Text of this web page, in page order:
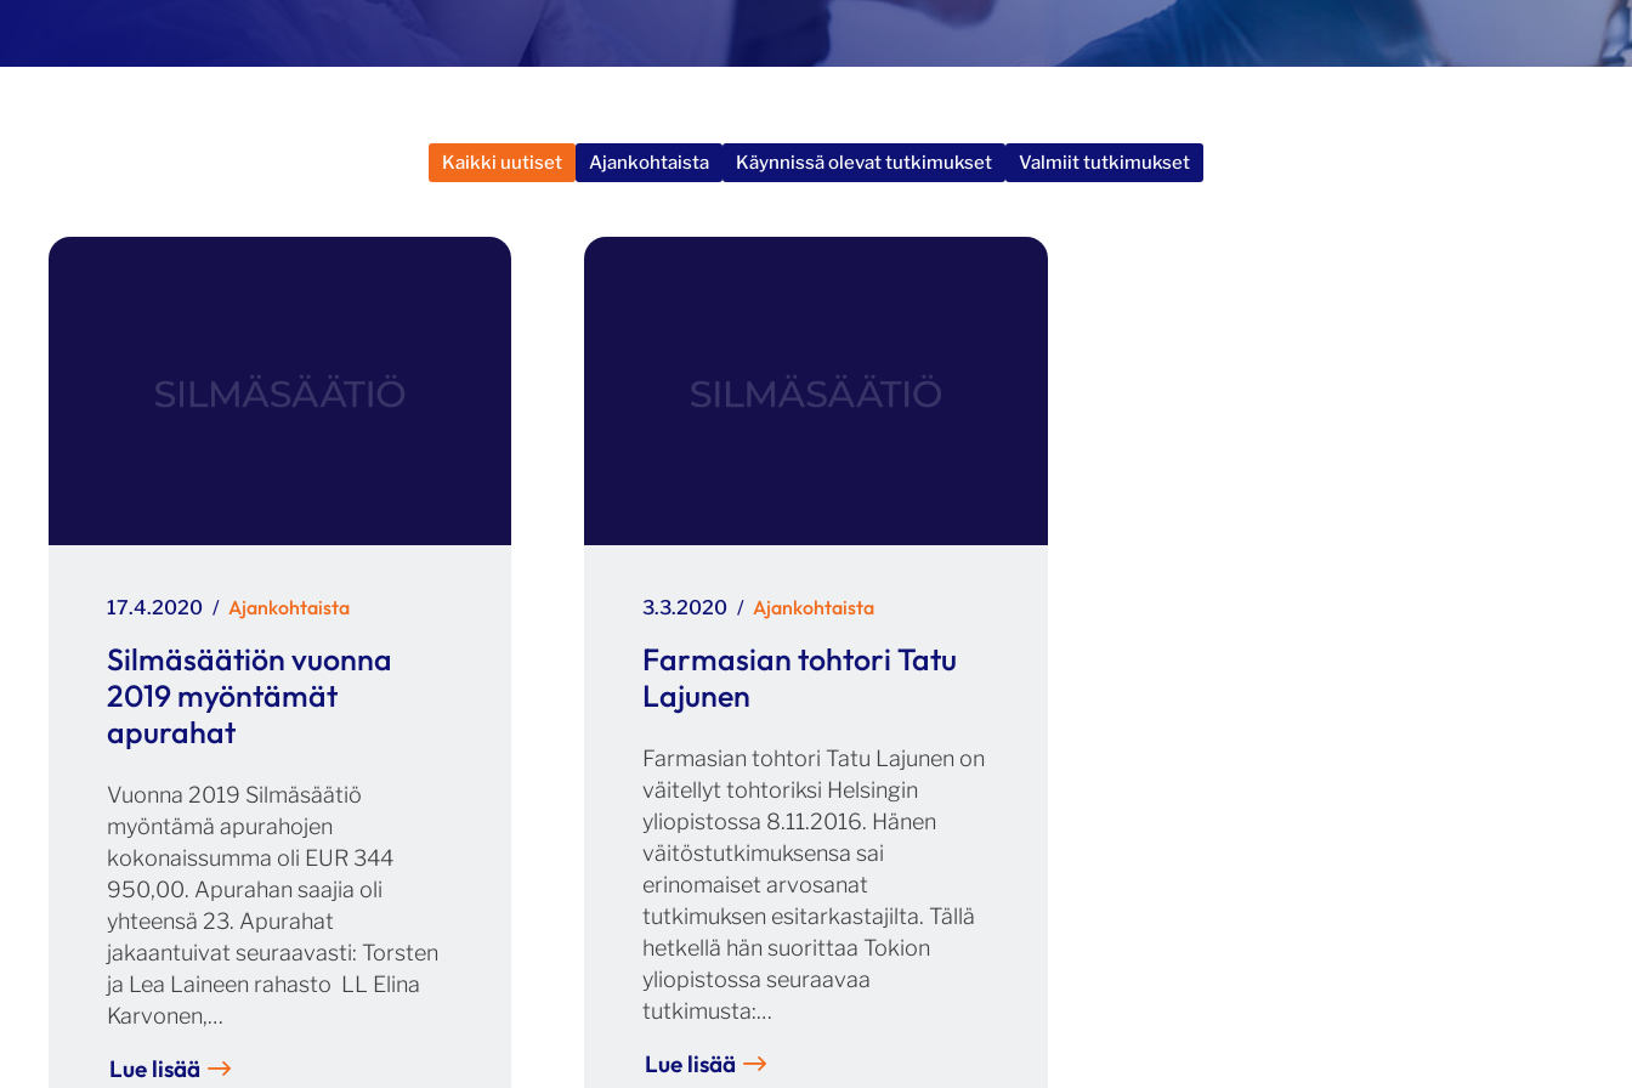
Kaikki uutiset Ajankohtaista Käynnissä olevat tutkimukset Valmiit tutkimukset
Julkaistu
17.4.2020 Kategoriat
Ajankohtaista
Silmäsäätiön vuonna
2019 myöntämät
apurahat
Vuonna 2019 Silmäsäätiö
myöntämä apurahojen
kokonaissumma oli EUR 344
950,00. Apurahan saajia oli
yhteensä 23. Apurahat
jakaantuivat seuraavasti: Torsten
ja Lea Laineen rahasto LL Elina
Karvonen,…
Lue lisää
Julkaistu
3.3.2020 Kategoriat
Ajankohtaista
Farmasian tohtori Tatu
Lajunen
Farmasian tohtori Tatu Lajunen on
väitellyt tohtoriksi Helsingin
yliopistossa 8.11.2016. Hänen
väitöstutkimuksensa sai
erinomaiset arvosanat
tutkimuksen esitarkastajilta. Tällä
hetkellä hän suorittaa Tokion
yliopistossa seuraavaa
tutkimusta:…
Lue lisää